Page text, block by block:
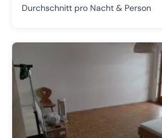
Durchschnitt pro Nacht & Person